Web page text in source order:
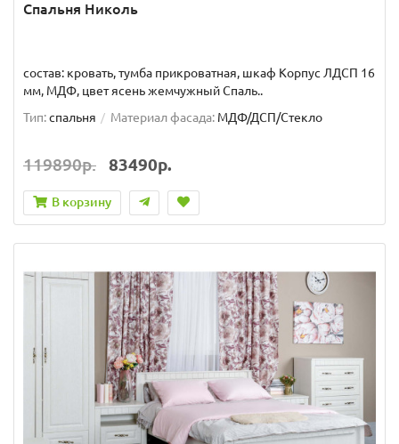
Спальня Николь
состав: кровать, тумба прикроватная, шкаф Корпус ЛДСП 16
мм, МДФ, цвет ясень жемчужный Спаль..
Тип:спальня Материал фасада: МДФ/ДСП/Стекло
119890р. 83490р.
В корзину